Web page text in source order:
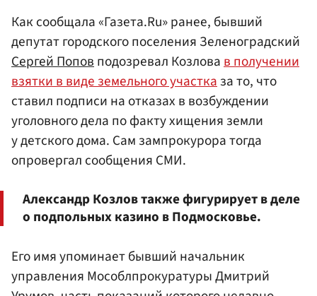
Как сообщала «Газета.Ru» ранее, бывший
депутат городского поселения Зеленоградский
Сергей Поповподозревал Козловав получении
взятки в виде земельного участказа то, что
ставил подписи на отказах в возбуждении
уголовного дела по факту хищения земли
у детского дома. Сам зампрокурора тогда
опровергал сообщения СМИ.
Александр Козлов также фигурирует в деле
о подпольных казино в Подмосковье.
Его имя упоминает бывший начальник
управления Мособлпрокуратуры Дмитрий